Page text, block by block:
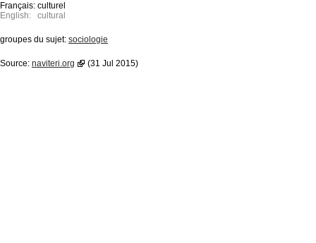
Français: culturel
English:
cultural
groupes du sujet: sociologie
Source: naviteri.org (31 Jul 2015)